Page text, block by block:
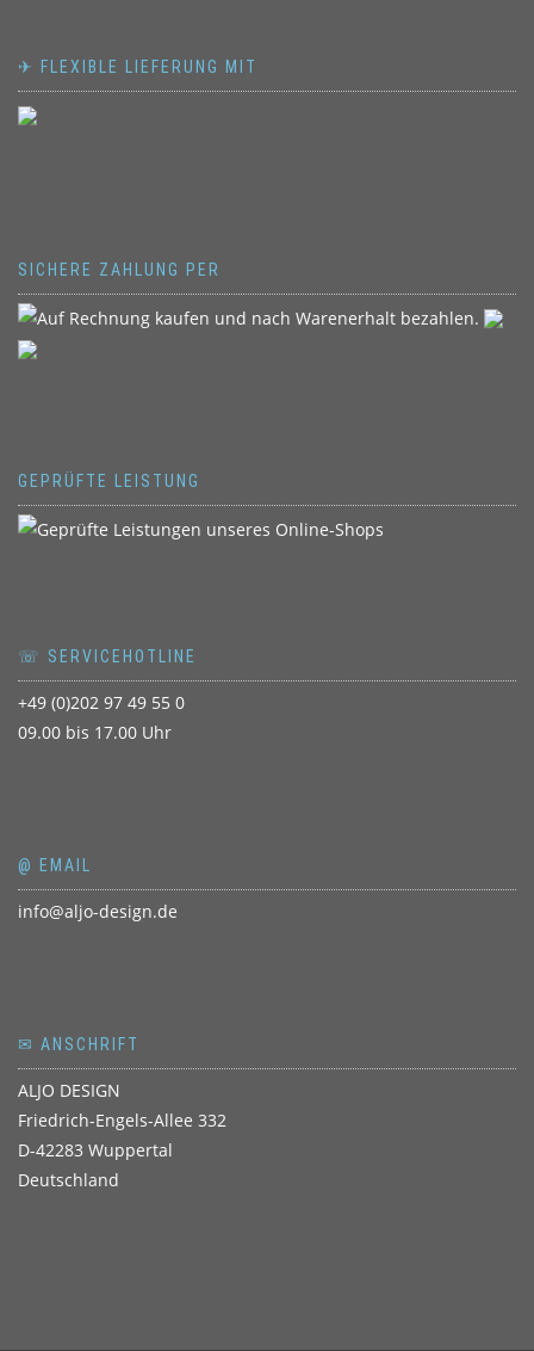
✈ FLEXIBLE LIEFERUNG MIT
SICHERE ZAHLUNG PER
GEPRÜFTE LEISTUNG
☏ SERVICEHOTLINE
+49 (0)202 97 49 55 0
09.00 bis 17.00 Uhr
@ EMAIL
info@aljo-design.de
✉ ANSCHRIFT
ALJO DESIGN
Friedrich-Engels-Allee 332
D-42283 Wuppertal
Deutschland